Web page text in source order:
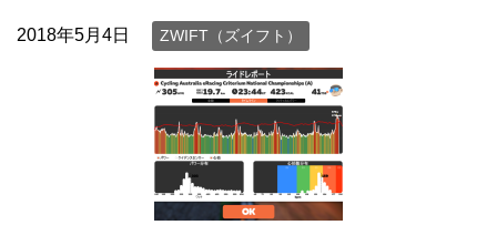
2018年5月4日 ZWIFT（ズイフト）